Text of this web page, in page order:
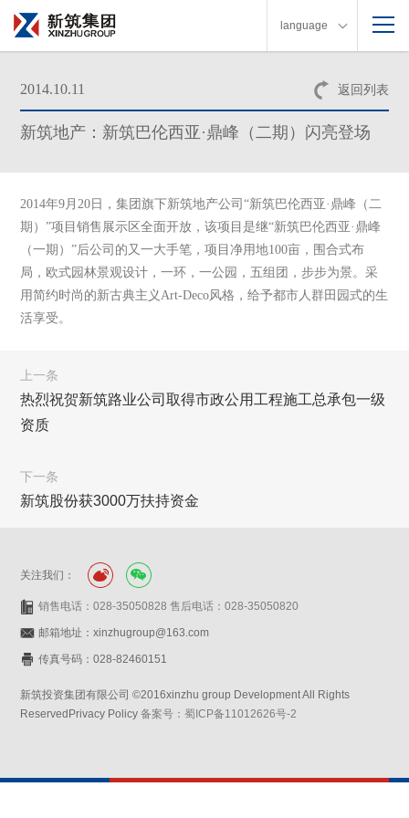
language
返回列表
2014.10.11
新筑地产：新筑巴伦西亚·鼎峰（二期）闪亮登场
2014年9月20日，集团旗下新筑地产公司“新筑巴伦西亚·鼎峰（二
期）”项目销售展示区全面开放，该项目是继“新筑巴伦西亚·鼎峰
（一期）”后公司的又一大手笔，项目净用地100亩，围合式布
局，欧式园林景观设计，一环，一公园，五组团，步步为景。采
用简约时尚的新古典主义Art-Deco风格，给予都市人群田园式的生
活享受。
上一条
热烈祝贺新筑路业公司取得市政公用工程施工总承包一级
资质
下一条
新筑股份获3000万扶持资金
关注我们：
销售电话：028-35050828 售后电话：028-35050820
邮箱地址：xinzhugroup@163.com
传真号码：028-82460151
新筑投资集团有限公司 ©2016xinzhu group Development All Rights
ReservedPrivacy Policy备案号：蜀ICP备11012626号-2